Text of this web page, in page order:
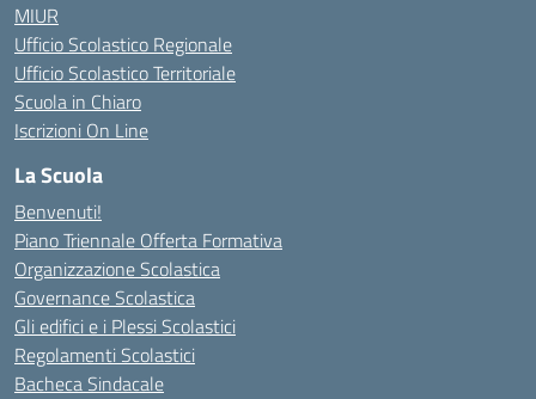
MIUR
Ufficio Scolastico Regionale
Ufficio Scolastico Territoriale
Scuola in Chiaro
Iscrizioni On Line
La Scuola
Benvenuti!
Piano Triennale Offerta Formativa
Organizzazione Scolastica
Governance Scolastica
Gli edifici e i Plessi Scolastici
Regolamenti Scolastici
Bacheca Sindacale